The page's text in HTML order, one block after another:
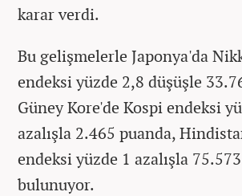
karar verdi.
Bu gelişmelerle Japonya'da
endeksi yüzde 2,8 düşüşle
Güney Kore'de Kospi endeksi
azalışla 2.465 puanda,
endeksi yüzde 1 azalışla
bulunuyor.